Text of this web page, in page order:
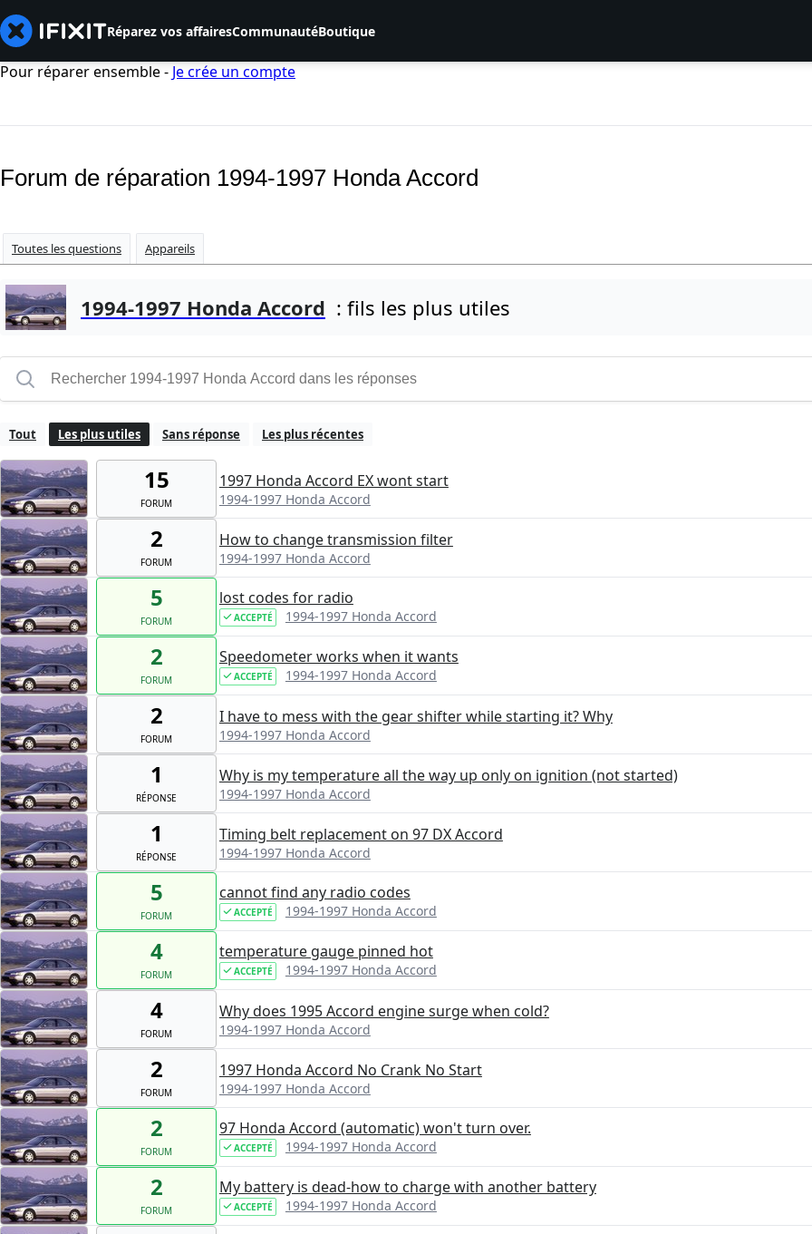
Réparez vos affairesCommunautéBoutique
Pour réparer ensemble - Je crée un compte
Forum de réparation 1994-1997 Honda Accord
Toutes les questions Appareils
1994-1997 Honda Accord : fils les plus utiles
Tout Les plus utiles Sans réponse Les plus récentes
15
FORUM
1997 Honda Accord EX wont start
1994-1997 Honda Accord
2
FORUM
How to change transmission filter
1994-1997 Honda Accord
5
FORUM
lost codes for radio
ACCEPTÉ 1994-1997 Honda Accord
2
FORUM
Speedometer works when it wants
ACCEPTÉ 1994-1997 Honda Accord
2
FORUM
I have to mess with the gear shifter while starting it? Why
1994-1997 Honda Accord
1
RÉPONSE
Why is my temperature all the way up only on ignition (not started)
1994-1997 Honda Accord
1
RÉPONSE
Timing belt replacement on 97 DX Accord
1994-1997 Honda Accord
5
FORUM
cannot find any radio codes
ACCEPTÉ 1994-1997 Honda Accord
4
FORUM
temperature gauge pinned hot
ACCEPTÉ 1994-1997 Honda Accord
4
FORUM
Why does 1995 Accord engine surge when cold?
1994-1997 Honda Accord
2
FORUM
1997 Honda Accord No Crank No Start
1994-1997 Honda Accord
2
FORUM
97 Honda Accord (automatic) won't turn over.
ACCEPTÉ 1994-1997 Honda Accord
2
FORUM
My battery is dead-how to charge with another battery
ACCEPTÉ 1994-1997 Honda Accord